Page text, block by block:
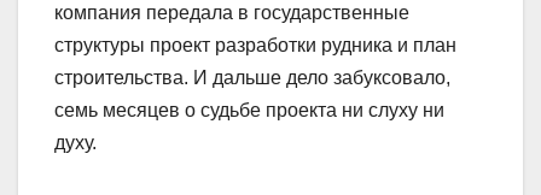
компания передала в государственные
структуры проект разработки рудника и план
строительства. И дальше дело забуксовало,
семь месяцев о судьбе проекта ни слуху ни
духу.